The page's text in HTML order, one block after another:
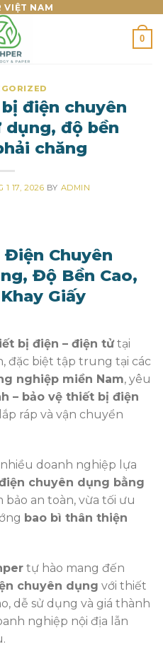
VIỆT NAM
0
điện chuyên
dụng, độ bền
chăng
1 17, 2026 BY ADMIN
Chuyên
Độ Bền Cao,
Giấy
bị điện – điện tửtại
đặc biệt tập trung tại các
nghiệp miền Nam, yêu
– bảo vệ thiết bị điện
ráp và vận chuyển
doanh nghiệp lựa
chuyên dụng bằng
bảo an toàn, vừa tối ưu
bao bì thân thiện
tự hào mang đến
chuyên dụng với thiết
dễ sử dụng và giá thành
nghiệp nội địa lẫn